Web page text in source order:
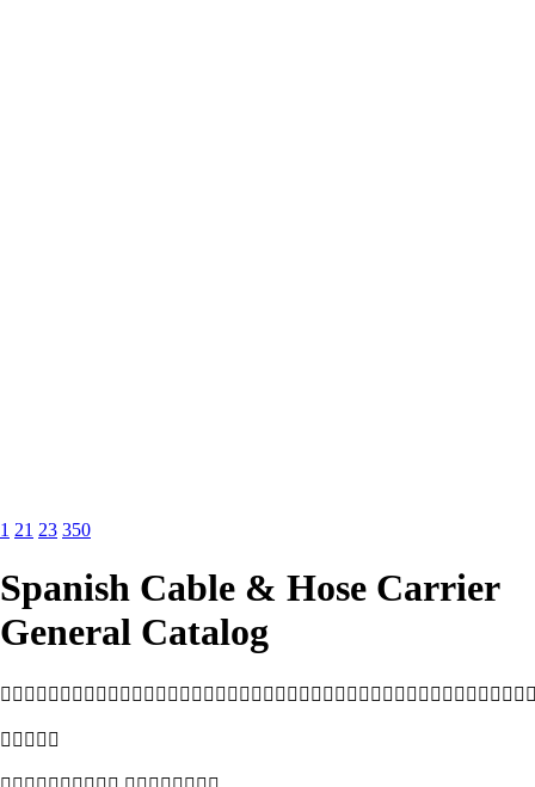
1 21 23 350
Spanish Cable & Hose Carrier
General Catalog
